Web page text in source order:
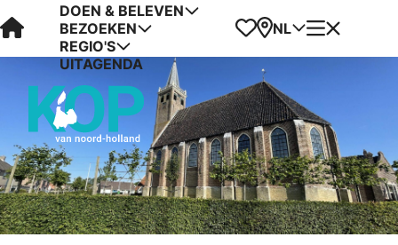
Visit Kop van Holland
DOEN & BELEVEN
BEZOEKEN
REGIO'S
UITAGENDA
Favorieten
Kaart
NL Menu